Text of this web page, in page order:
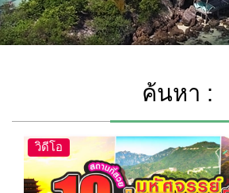
ค้นหา :
วิดีโอ